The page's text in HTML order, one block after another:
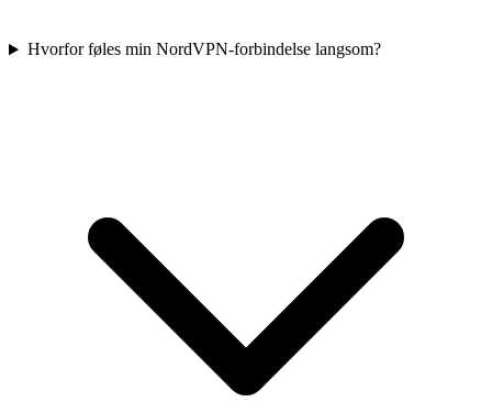
Hvorfor føles min NordVPN-forbindelse langsom?